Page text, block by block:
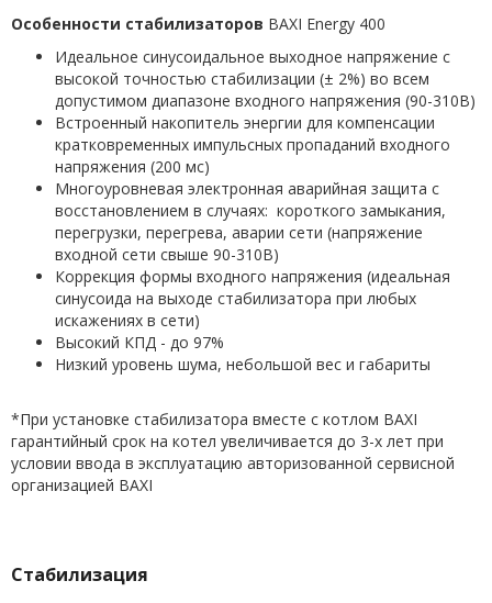
Особенности стабилизаторов BAXI Energy 400
Идеальное синусоидальное выходное напряжение с
высокой точностью стабилизации (± 2%) во всем
допустимом диапазоне входного напряжения (90-310В)
Встроенный накопитель энергии для компенсации
кратковременных импульсных пропаданий входного
напряжения (200 мс)
Многоуровневая электронная аварийная защита с
восстановлением в случаях: короткого замыкания,
перегрузки, перегрева, аварии сети (напряжение
входной сети свыше 90-310В)
Коррекция формы входного напряжения (идеальная
синусоида на выходе стабилизатора при любых
искажениях в сети)
Высокий КПД - до 97%
Низкий уровень шума, небольшой вес и габариты
*При установке стабилизатора вместе с котлом BAXI
гарантийный срок на котел увеличивается до 3-х лет при
условии ввода в эксплуатацию авторизованной сервисной
организацией BAXI
Стабилизация